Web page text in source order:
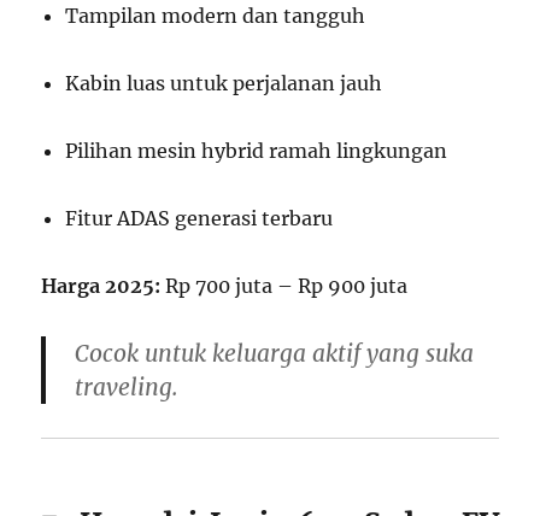
Tampilan modern dan tangguh
Kabin luas untuk perjalanan jauh
Pilihan mesin hybrid ramah lingkungan
Fitur ADAS generasi terbaru
Harga 2025: Rp 700 juta – Rp 900 juta
Cocok untuk keluarga aktif yang suka
traveling.